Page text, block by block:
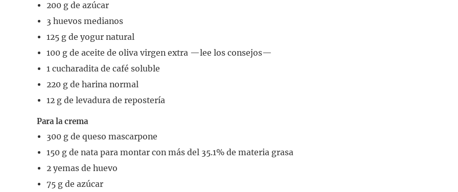
200 g de azúcar
3 huevos medianos
125 g de yogur natural
100 g de aceite de oliva virgen extra —lee los consejos—
1 cucharadita de café soluble
220 g de harina normal
12 g de levadura de repostería
Para la crema
300 g de queso mascarpone
150 g de nata para montar con más del 35.1% de materia grasa
2 yemas de huevo
75 g de azúcar